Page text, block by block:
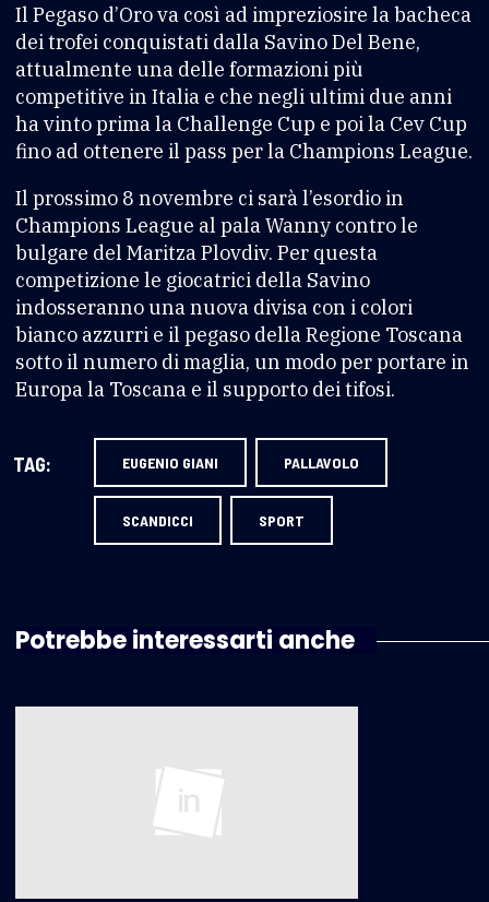
Il Pegaso d’Oro va così ad impreziosire la bacheca
dei trofei conquistati dalla Savino Del Bene,
attualmente una delle formazioni più
competitive in Italia e che negli ultimi due anni
ha vinto prima la Challenge Cup e poi la Cev Cup
fino ad ottenere il pass per la Champions League.
Il prossimo 8 novembre ci sarà l’esordio in
Champions League al pala Wanny contro le
bulgare del Maritza Plovdiv. Per questa
competizione le giocatrici della Savino
indosseranno una nuova divisa con i colori
bianco azzurri e il pegaso della Regione Toscana
sotto il numero di maglia, un modo per portare in
Europa la Toscana e il supporto dei tifosi.
TAG: EUGENIO GIANI PALLAVOLO
SCANDICCI SPORT
Potrebbe interessarti anche